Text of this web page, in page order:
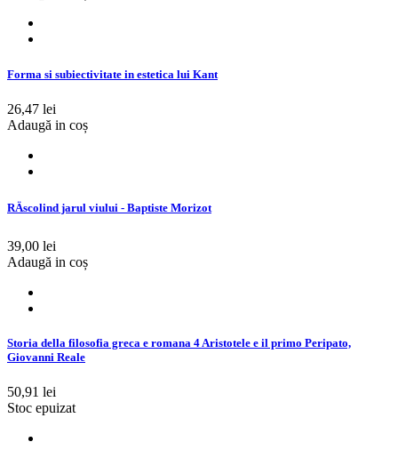
Forma si subiectivitate in estetica lui Kant
26,47 lei
Adaugă in coș
RÄscolind jarul viului - Baptiste Morizot
39,00 lei
Adaugă in coș
Storia della filosofia greca e romana 4 Aristotele e il primo Peripato,
Giovanni Reale
50,91 lei
Stoc epuizat